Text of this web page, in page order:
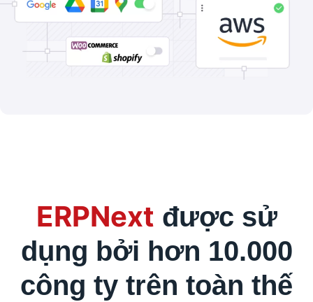
ERPNext được sử
dụng bởi hơn 10.000
công ty trên toàn thế